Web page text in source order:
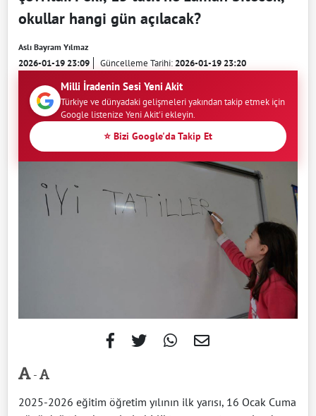
okullar hangi gün açılacak?
Aslı Bayram Yılmaz
2026-01-19 23:09 Güncelleme Tarihi:2026-01-19 23:20
Milli İradenin Sesi Yeni Akit
Türkiye ve dünyadaki gelişmeleri yakından takip etmek için
Google listenize Yeni Akit'i ekleyin.
⭐ Bizi Google'da Takip Et
-
2025-2026 eğitim öğretim yılının ilk yarısı, 16 Ocak Cuma